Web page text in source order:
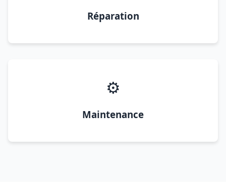
Réparation
⚙️
Maintenance